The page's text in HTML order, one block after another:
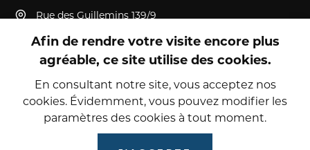
Rue des Guillemins 139/9
Belgique
+32 4 232 19 52
reception@ardent-invest.com
© 2026 Ardent Invest
Afin de rendre votre visite encore plus
agréable, ce site utilise des cookies.
En consultant notre site, vous acceptez nos
cookies. Évidemment, vous pouvez modifier les
paramètres des cookies à tout moment.